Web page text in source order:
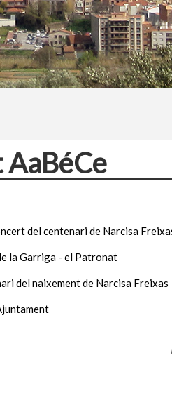
del centenari de Narcisa
la Garriga - el Patronat
del naixement de Narcisa Freixas